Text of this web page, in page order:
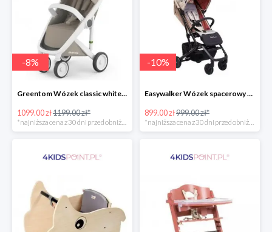
-8%
Greentom Wózek classic white-sand
1099.00 zł1199.00 zł*
*najniższa cena z 30 dni przed obniżką
-10%
Easywalker Wózek spacerowy z osłonką przeciwdeszczową Buggy XS Minnie Ornament Disney
899.00 zł999.00 zł*
*najniższa cena z 30 dni przed obniżką